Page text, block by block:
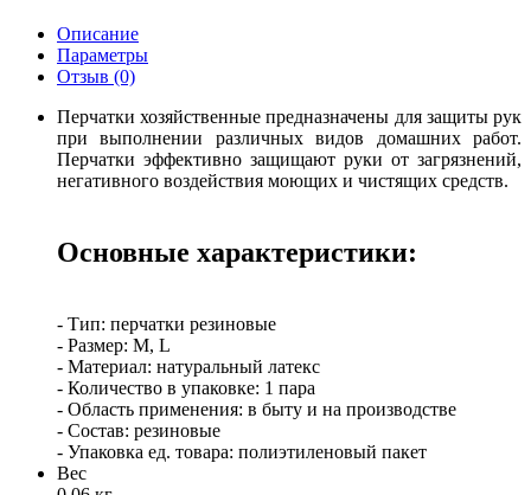
Описание
Параметры
Отзыв (0)
Перчатки хозяйственные предназначены для защиты рук
при выполнении различных видов домашних работ.
Перчатки эффективно защищают руки от загрязнений,
негативного воздействия моющих и чистящих средств.
Основные характеристики:
- Тип: перчатки резиновые
- Размер: M, L
- Материал: натуральный латекс
- Количество в упаковке: 1 пара
- Область применения: в быту и на производстве
- Состав: резиновые
- Упаковка ед. товара: полиэтиленовый пакет
Вес